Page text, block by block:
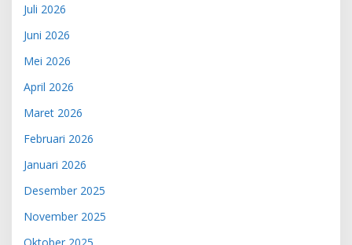
Juli 2026
Juni 2026
Mei 2026
April 2026
Maret 2026
Februari 2026
Januari 2026
Desember 2025
November 2025